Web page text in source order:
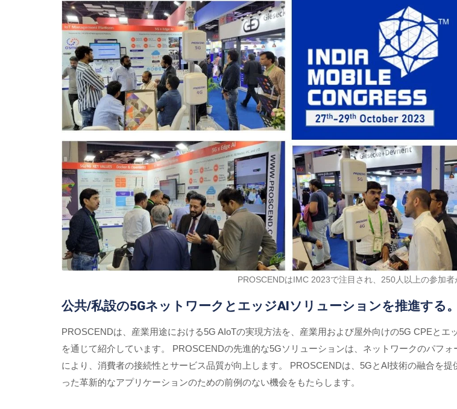
PROSCENDはIMC 2023で注目され、250人以上の参加者
公共/私設の5GネットワークとエッジAIソリューションを推進する。
PROSCENDは、産業用途における5G AIoTの実現方法を、産業用および屋外向けの5G CPEと
を通じて紹介しています。 PROSCENDの先進的な5Gソリューションは、ネットワークのパフ
により、消費者の接続性とサービス品質が向上します。 PROSCENDは、5GとAI技術の融合を
った革新的なアプリケーションのための前例のない機会をもたらします。